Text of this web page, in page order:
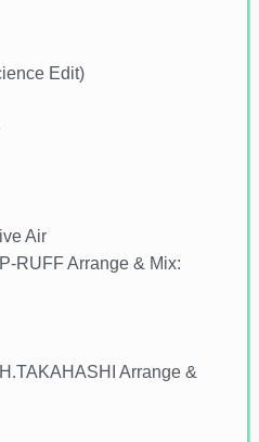
Edit)
Air
RUFF Arrange & Mix:
Arrange &